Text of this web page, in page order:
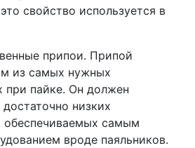
свойство используется в
припои. Припой
из самых нужных
при пайке. Он должен
низких
обеспечиваемых самым
вроде паяльников.